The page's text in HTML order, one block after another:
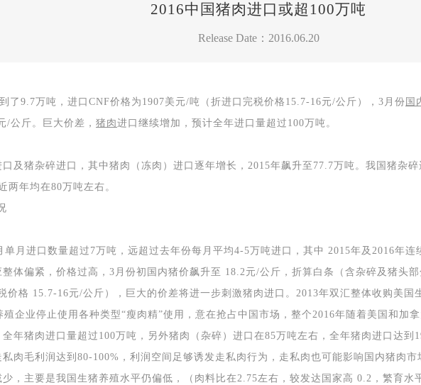
2016中国猪肉进口或超100万吨
Release Date：2016.06.20
了 9.7万吨，进口 CNF价格为 1907美元/吨（折进口完税价格 15.7-16元/公斤）， 3 月份 国
/公斤。巨大价差， 猪肉进口继续增加，预计全年进口量超过 100万吨。
猪杂碎进口，其中猪肉（冻肉）进口逐年增长， 2015年飙升至 77.7万吨。我国猪杂碎
两年均在80万吨左右。
单月进口数量超过7万吨，远超过去年份每月平均4-5万吨进口，其中 2015年及 2016年连
体偏紧，价格过高， 3 月份初国内猪价飙升至 18.2 元/公斤，折算白条（含杂碎及猪头部
价格 15.7-16元/公斤），巨大的价差将进一步刺激猪肉进口。 2013年双汇整体收购美国
殖企业停止使用各种类型 “瘦肉精”使用，意在抢占中国市场，整个 2016年随着美国和加
年猪肉进口量超过 100万吨，另外猪肉（杂碎）进口在85万吨左右，全年猪肉进口达到
肉毛利润达到 80-100% ，利润空间足够诱发走私肉行为，走私肉也可能影响国内猪肉市
主要是我国生猪养殖水平仍偏低，（肉料比在 2.75左右，较发达国家高 0.2 ，繁育水